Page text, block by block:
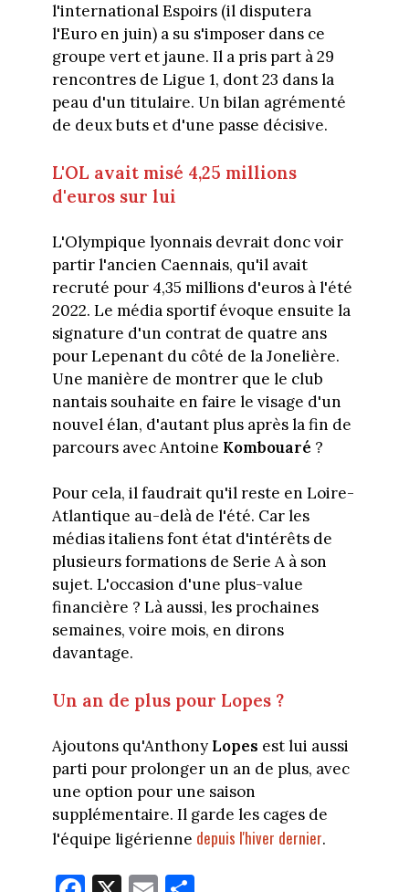
l'international Espoirs (il disputera
l'Euro en juin) a su s'imposer dans ce
groupe vert et jaune. Il a pris part à 29
rencontres de Ligue 1, dont 23 dans la
peau d'un titulaire. Un bilan agrémenté
de deux buts et d'une passe décisive.
L'OL avait misé 4,25 millions
d'euros sur lui
L'Olympique lyonnais devrait donc voir
partir l'ancien Caennais, qu'il avait
recruté pour 4,35 millions d'euros à l'été
2022. Le média sportif évoque ensuite la
signature d'un contrat de quatre ans
pour Lepenant du côté de la Jonelière.
Une manière de montrer que le club
nantais souhaite en faire le visage d'un
nouvel élan, d'autant plus après la fin de
parcours avec Antoine Kombouaré ?
Pour cela, il faudrait qu'il reste en Loire-
Atlantique au-delà de l'été. Car les
médias italiens font état d'intérêts de
plusieurs formations de Serie A à son
sujet. L'occasion d'une plus-value
financière ? Là aussi, les prochaines
semaines, voire mois, en dirons
davantage.
Un an de plus pour Lopes ?
Ajoutons qu'Anthony Lopes est lui aussi
parti pour prolonger un an de plus, avec
une option pour une saison
supplémentaire. Il garde les cages de
l'équipe ligérienne depuis l'hiver dernier.